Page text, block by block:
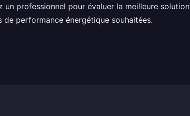
un professionnel pour évaluer la meilleure solution
performance énergétique souhaitées.